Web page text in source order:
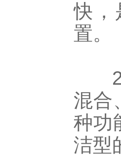
快，
置。
混合
种功
洁型